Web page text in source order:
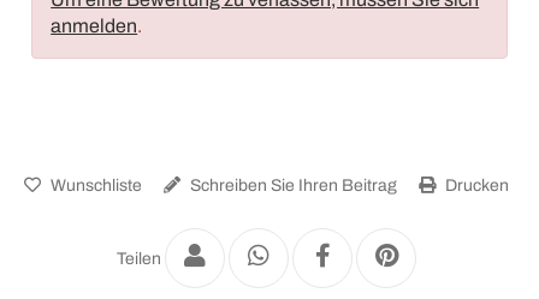
anmelden.
Wunschliste Schreiben Sie Ihren Beitrag Drucken
Teilen